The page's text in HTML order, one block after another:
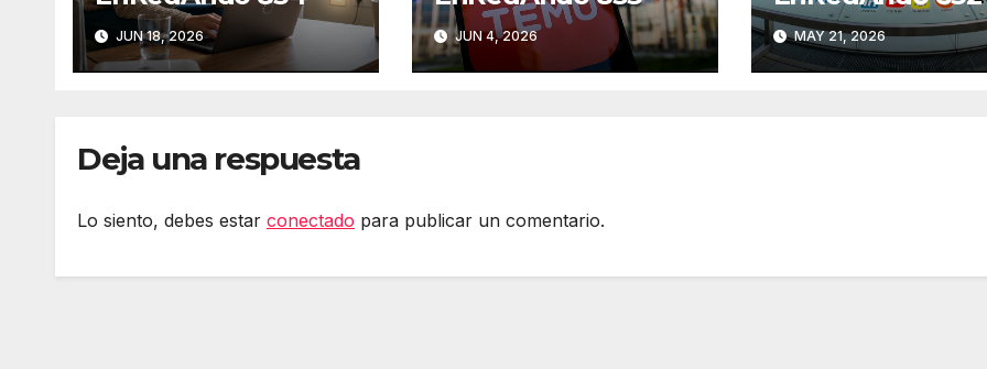
JUN 18, 2026 JUN 4, 2026 MAY 21, 2026
Deja una respuesta
Lo siento, debes estar conectado para publicar un comentario.